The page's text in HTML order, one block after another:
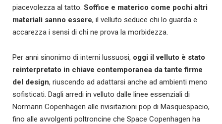
piacevolezza al tatto. Soffice e materico come pochi altri
materiali sanno essere, il velluto seduce chi lo guarda e
accarezza i sensi di chi ne prova la morbidezza.
Per anni sinonimo di interni lussuosi, oggi il velluto è stato
reinterpretato in chiave contemporanea da tante firme
del design, riuscendo ad adattarsi anche ad ambienti meno
sofisticati. Dagli arredi in velluto dalle linee essenziali di
Normann Copenhagen alle rivisitazioni pop di Masquespacio,
fino alle avvolgenti poltroncine che Space Copenhagen ha